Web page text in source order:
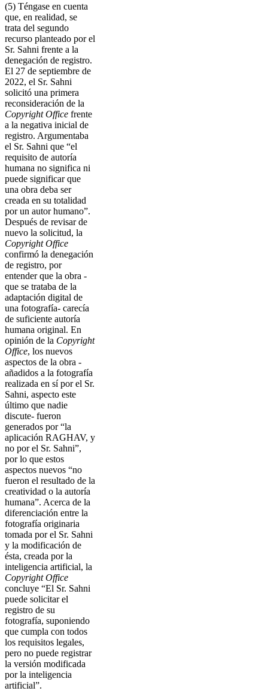
(5) Téngase en cuenta
que, en realidad, se
trata del segundo
recurso planteado por el
Sr. Sahni frente a la
denegación de registro.
El 27 de septiembre de
2022, el Sr. Sahni
solicitó una primera
reconsideración de la
Copyright Office frente
a la negativa inicial de
registro. Argumentaba
el Sr. Sahni que “el
requisito de autoría
humana no significa ni
puede significar que
una obra deba ser
creada en su totalidad
por un autor humano”.
Después de revisar de
nuevo la solicitud, la
Copyright Office
confirmó la denegación
de registro, por
entender que la obra -
que se trataba de la
adaptación digital de
una fotografía- carecía
de suficiente autoría
humana original. En
opinión de la Copyright
Office, los nuevos
aspectos de la obra -
añadidos a la fotografía
realizada en sí por el Sr.
Sahni, aspecto este
último que nadie
discute- fueron
generados por “la
aplicación RAGHAV, y
no por el Sr. Sahni”,
por lo que estos
aspectos nuevos “no
fueron el resultado de la
creatividad o la autoría
humana”. Acerca de la
diferenciación entre la
fotografía originaria
tomada por el Sr. Sahni
y la modificación de
ésta, creada por la
inteligencia artificial, la
Copyright Office
concluye “El Sr. Sahni
puede solicitar el
registro de su
fotografía, suponiendo
que cumpla con todos
los requisitos legales,
pero no puede registrar
la versión modificada
por la inteligencia
artificial”.